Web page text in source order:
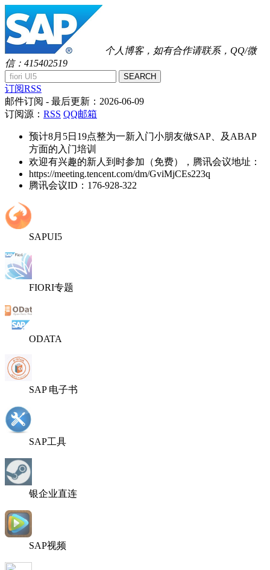
个人博客，如有合作请联系，QQ/微
信：415402519
SEARCH
订阅RSS
邮件订阅 - 最后更新： 2026-06-09
订阅源： RSS QQ邮箱
预计8月5日19点整为一新入门小朋友做SAP、及ABAP
方面的入门培训
欢迎有兴趣的新人到时参加（免费），腾讯会议地址：
https://meeting.tencent.com/dm/GviMjCEs223q
腾讯会议ID：176-928-322
SAPUI5
FIORI专题
ODATA
SAP 电子书
SAP工具
银企业直连
SAP视频